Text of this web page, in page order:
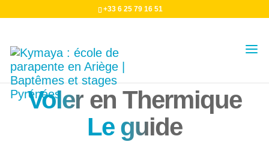
+33 6 25 79 16 51
Voleren Thermique
Le guide